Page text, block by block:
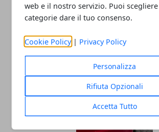
web e il nostro servizio. Puoi
categorie dare il tuo consenso.
Cookie Policy | Privacy Policy
Personalizza
Rifiuta Opzionali
Accetta Tutto
ARTICOLI CORRELATI